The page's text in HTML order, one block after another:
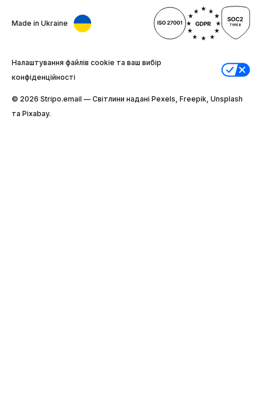
Made in Ukraine
Налаштування файлів cookie та ваш вибір
конфіденційності
© 2026 Stripо.email — Світлини надані Pexels, Freepik, Unsplash
та Pixabay.